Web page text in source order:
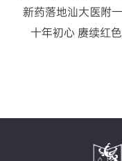
新药落地汕大医附
十年初心 赓续红